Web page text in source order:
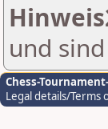
und
Chess-
Legal details/Terms